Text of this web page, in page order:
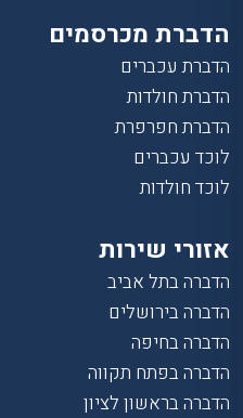
הדברת מכרסמים
הדברת עכברים
הדברת חולדות
הדברת חפרפרת
לוכד עכברים
לוכד חולדות
אזורי שירות
הדברה בתל אביב
הדברה בירושלים
הדברה בחיפה
הדברה בפתח תקווה
הדברה בראשון לציון